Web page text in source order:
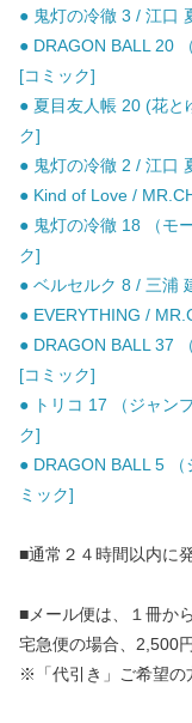
● 鬼灯の冷徹 3 / 江口
● DRAGON BALL 20
[コミック]
● 夏目友人帳 20 (花と
ク]
● 鬼灯の冷徹 2 / 江口
● Kind of Love /
● 鬼灯の冷徹 18 （モ
ク]
● ベルセルク 8 / 三浦
● EVERYTHING /
● DRAGON BALL 37
[コミック]
● トリコ 17 （ジャン
ク]
● DRAGON BALL 5
ミック]
■通常２４時間以内に
■メール便は、１冊か
宅急便の場合、2,500
※「代引き」ご希望の